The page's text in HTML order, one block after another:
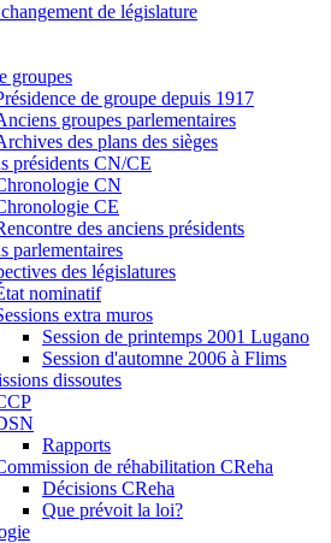
de législature
groupes
de groupe depuis 1917
groupes parlementaires
des plans des sièges
présidents CN/CE
CN
CE
des anciens présidents
parlementaires
des législatures
nominatif
extra muros
Session de printemps 2001 Lugano
Session d'automne 2006 à Flims
dissoutes
Rapports
de réhabilitation CReha
Décisions CReha
Que prévoit la loi?